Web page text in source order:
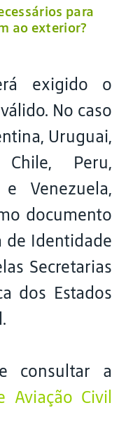
para
ao exterior?
exigido o
No caso
Uruguai,
Chile, Peru,
Venezuela,
documento
de Identidade
Secretarias
dos Estados
consultar a
Aviação Civil